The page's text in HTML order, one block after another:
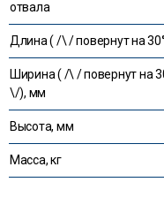
отвала
Длина ( /\ / повернут на
Ширина ( /\ / повернут на
\/), мм
Высота, мм
Масса, кг